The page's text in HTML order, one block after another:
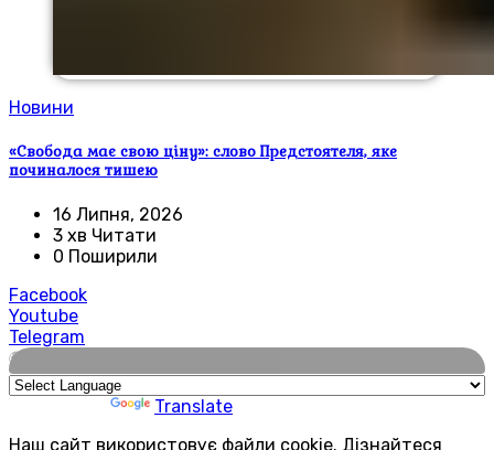
Новини
«Свобода має свою ціну»: слово Предстоятеля, яке
починалося тишею
16 Липня, 2026
3 хв Читати
0 Поширили
Facebook
Youtube
Telegram
🌍
Translate
Наш сайт використовує файли cookie. Дізнайтеся